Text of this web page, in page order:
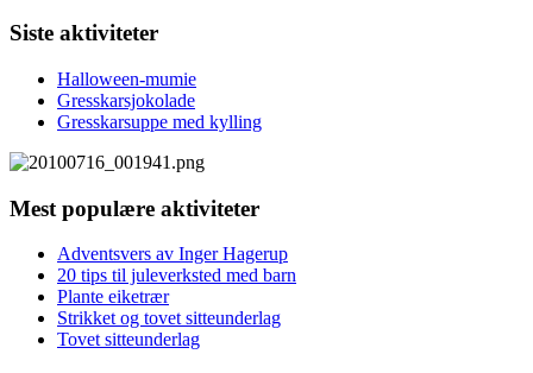
Siste aktiviteter
Halloween-mumie
Gresskarsjokolade
Gresskarsuppe med kylling
Mest populære aktiviteter
Adventsvers av Inger Hagerup
20 tips til juleverksted med barn
Plante eiketrær
Strikket og tovet sitteunderlag
Tovet sitteunderlag